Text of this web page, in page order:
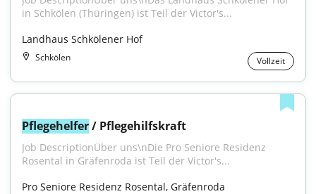
in Schkölen (Thüringen) ist Teil der Victor's...
Landhaus Schkölener Hof
Schkölen Vollzeit
Pflegehelfer / Pflegehilfskraft
Job DescriptionÜber uns\nDie Pro Seniore Residenz
Rosental in Gräfenroda ist Teil der Victor's...
Pro Seniore Residenz Rosental, Gräfenroda